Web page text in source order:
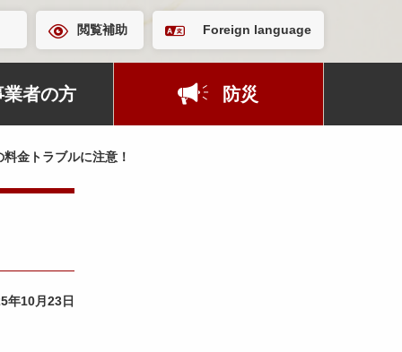
閲覧補助 Foreign language
業者の方 防災
金トラブルに注意！
年10月23日